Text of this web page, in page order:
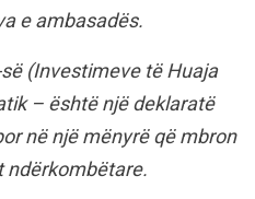
e ambasadës.
(Investimeve të Huaja
– është një deklaratë
në një mënyrë që mbron
ndërkombëtare.